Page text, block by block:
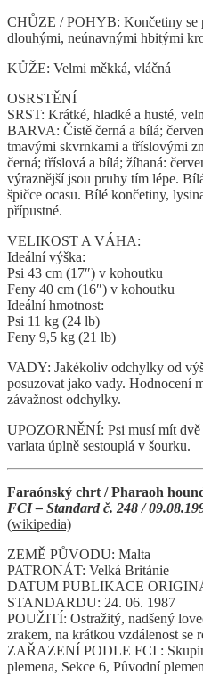
CHŮZE / POHYB: Končetiny se
dlouhými, neúnavnými hbitými
KŮŽE: Velmi měkká, vláčná
OSRSTĚNÍ
SRST: Krátké, hladké a husté,
BARVA: Čistě černá a bílá;
tmavými skvrnkami a tříslovými
černá; tříslová a bílá; žíhaná:
výraznější jsou pruhy tím lépe.
špičce ocasu. Bílé končetiny,
přípustné.
VELIKOST A VÁHA:
Ideální výška:
Psi 43 cm (17″) v kohoutku
Feny 40 cm (16″) v kohoutku
Ideální hmotnost:
Psi 11 kg (24 lb)
Feny 9,5 kg (21 lb)
VADY: Jakékoliv odchylky od
posuzovat jako vady. Hodnocení
závažnost odchylky.
UPOZORNĚNÍ: Psi musí mít
varlata úplně sestouplá v šourku.
Faraónský chrt / Pharaoh
FCI – Standard č. 248 /
(wikipedia)
ZEMĚ PŮVODU: Malta
PATRONÁT: Velká Británie
DATUM PUBLIKACE
STANDARDU: 24. 06. 1987
POUŽITÍ: Ostražitý, nadšený
zrakem, na krátkou vzdálenost se
ZAŘAZENÍ PODLE FCI :
plemena, Sekce 6, Původní